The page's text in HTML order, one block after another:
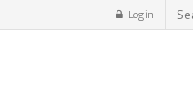
Login